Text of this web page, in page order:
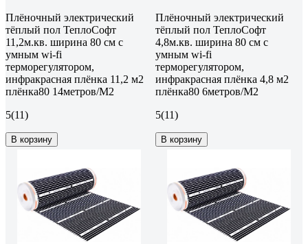
Плёночный электрический
тёплый пол ТеплоСофт
11,2м.кв. ширина 80 см с
умным wi-fi
терморегулятором,
инфракрасная плёнка 11,2 м2
плёнка80 14метров/М2
5(11)
В корзину
Плёночный электрический
тёплый пол ТеплоСофт
4,8м.кв. ширина 80 см с
умным wi-fi
терморегулятором,
инфракрасная плёнка 4,8 м2
плёнка80 6метров/М2
5(11)
В корзину